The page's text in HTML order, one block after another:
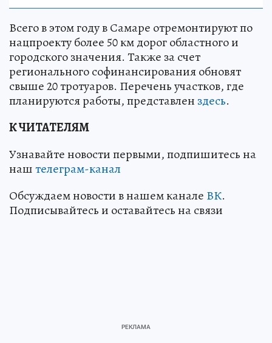
Всего в этом году в Самаре отремонтируют по
нацпроекту более 50 км дорог областного и
городского значения. Также за счет
регионального софинансирования обновят
свыше 20 тротуаров. Перечень участков, где
планируются работы, представлен здесь.
К ЧИТАТЕЛЯМ
Узнавайте новости первыми, подпишитесь на
наштелеграм-канал
Обсуждаем новости в нашем канале ВК.
Подписывайтесь и оставайтесь на связи